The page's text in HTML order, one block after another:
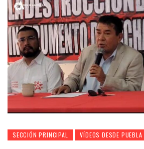
SECCIÓN PRINCIPAL VÍDEOS DESDE PUEBLA